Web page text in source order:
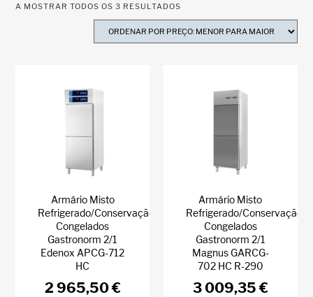
A MOSTRAR TODOS OS 3 RESULTADOS
Armário Misto
Refrigerado/Conservação
Congelados
Gastronorm 2/1
Edenox APCG-712
HC
2 965,50€
Armário Misto
Refrigerado/Conservação
Congelados
Gastronorm 2/1
Magnus GARCG-
702 HC R-290
3 009,35 €